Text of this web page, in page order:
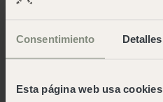
Consentimiento Detalles
Esta página web usa cookies